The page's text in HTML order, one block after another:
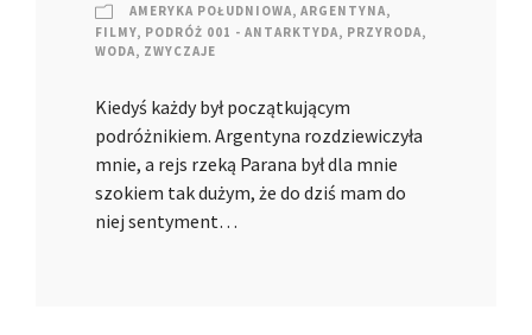
AMERYKA POŁUDNIOWA, ARGENTYNA,
FILMY, PODRÓŻ 001 - ANTARKTYDA, PRZYRODA,
WODA, ZWYCZAJE
Kiedyś każdy był początkującym
podróżnikiem. Argentyna rozdziewiczyła
mnie, a rejs rzeką Parana był dla mnie
szokiem tak dużym, że do dziś mam do
niej sentyment…